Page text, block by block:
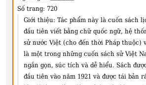
Số trang: 720
Giới thiệu: Tác phẩm này là cuốn sách
đầu tiên viết bằng chữ quốc ngữ, hệ
sử nước Việt (cho đến thời Pháp thuộc)
là một trong những cuốn sách sử Việt
ngắn gọn, súc tích và dễ hiểu. Sách
đầu tiên vào năm 1921 và được tái bản